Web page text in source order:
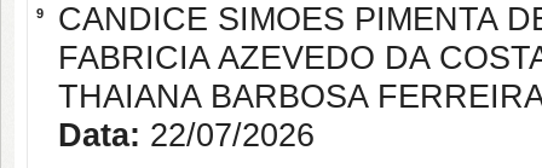
9
CANDICE SIMOES PIMENTA
FABRICIA AZEVEDO DA
THAIANA BARBOSA
Data: 22/07/2026